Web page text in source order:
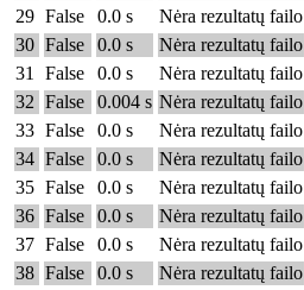
29 False 0.0 s
Nėra rezultatų failo
30 False 0.0 s
Nėra rezultatų failo
31
False 0.0 s
Nėra rezultatų failo
32 False 0.004 s Nėra rezultatų failo
33 False 0.0 s
Nėra rezultatų failo
34 False 0.0 s
Nėra rezultatų failo
35 False 0.0 s
Nėra rezultatų failo
36 False 0.0 s
Nėra rezultatų failo
37 False 0.0 s
Nėra rezultatų failo
38 False 0.0 s
Nėra rezultatų failo